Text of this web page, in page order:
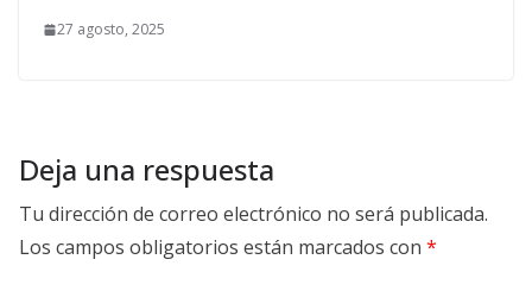
27 agosto, 2025
Deja una respuesta
Tu dirección de correo electrónico no será publicada.
Los campos obligatorios están marcados con *